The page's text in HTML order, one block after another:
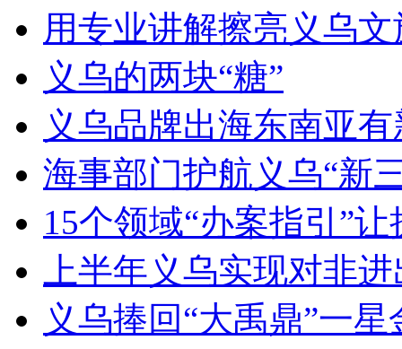
用专业讲解擦亮义乌
义乌的两块“糖”
义乌品牌出海东南亚
海事部门护航义乌“新
15个领域“办案指引”
上半年义乌实现对非
义乌捧回“大禹鼎”一星